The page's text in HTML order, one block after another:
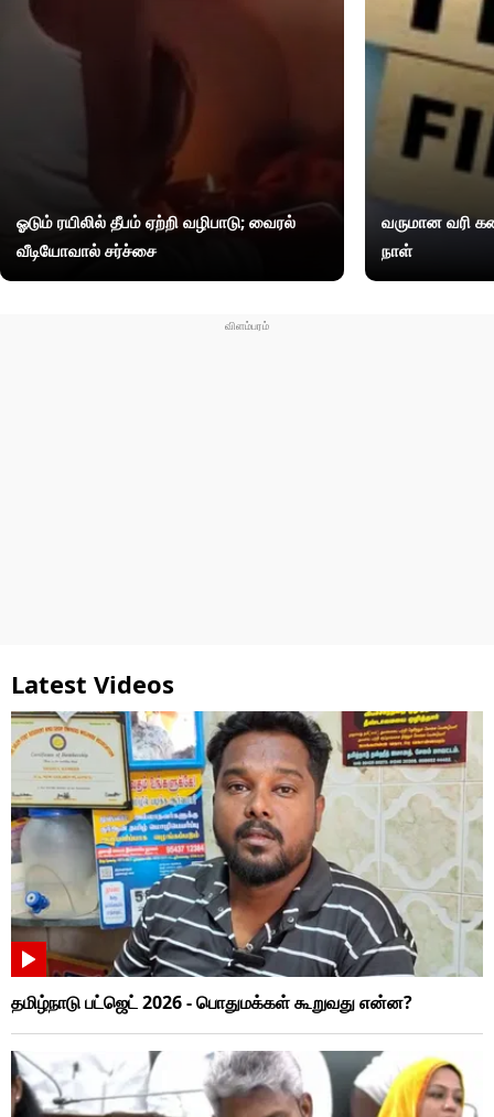
ஓடும் ரயிலில் தீபம் ஏற்றி வழிபாடு; வைரல்
வீடியோவால் சர்ச்சை
வருமான வரி
நாள்
Latest Videos
தமிழ்நாடு பட்ஜெட் 2026 - பொதுமக்கள் கூறுவது என்ன?